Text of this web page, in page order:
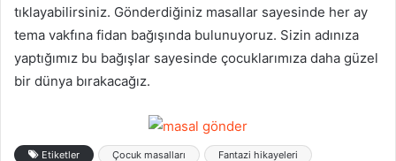
tıklayabilirsiniz. Gönderdiğiniz masallar sayesinde her ay
tema vakfına fidan bağışında bulunuyoruz. Sizin adınıza
yaptığımız bu bağışlar sayesinde çocuklarımıza daha güzel
bir dünya bırakacağız.
Etiketler Çocuk masalları
Fantazi hikayeleri